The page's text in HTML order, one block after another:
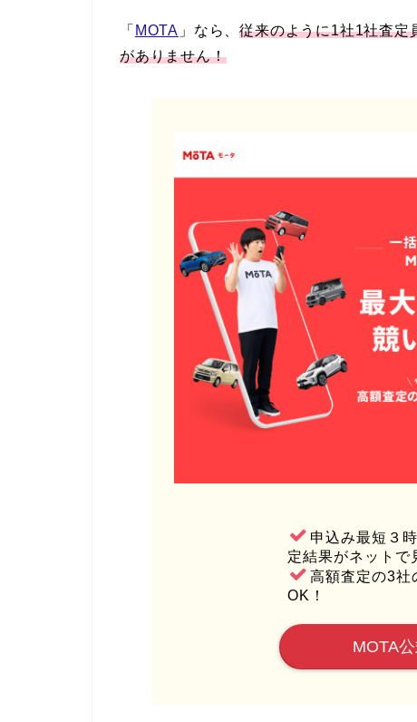
「 MOTA 」なら、従来のように1社1社査定
がありません！
申込み最短３
定結果がネットで
高額査定の3社
OK！
MOTA